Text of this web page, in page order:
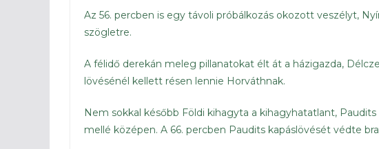
Az 56. percben is egy távoli próbálkozás okozott veszélyt,
szögletre.
A félidő derekán meleg pillanatokat élt át a házigazda,
lövésénél kellett résen lennie Horváthnak.
Nem sokkal később Földi kihagyta a kihagyhatatlant,
mellé középen. A 66. percben Paudits kapáslövését védte